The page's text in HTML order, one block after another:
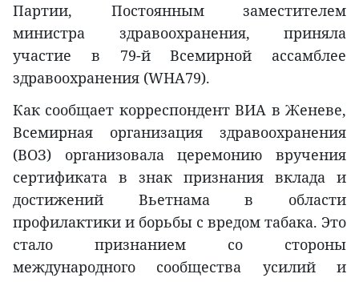
Партии, Постоянным заместителем
министра здравоохранения, приняла
участие в 79-й Всемирной ассамблее
здравоохранения (WHA79).
Как сообщает корреспондент ВИА в Женеве,
Всемирная организация здравоохранения
(ВОЗ) организовала церемонию вручения
сертификата в знак признания вклада и
достижений Вьетнама в области
профилактики и борьбы с вредом табака. Это
стало признанием со стороны
международного сообщества усилий и